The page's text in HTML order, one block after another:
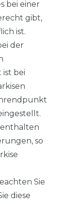
bei einer
gibt,
ist.
der
bei
enthalten
so
Sie
diese